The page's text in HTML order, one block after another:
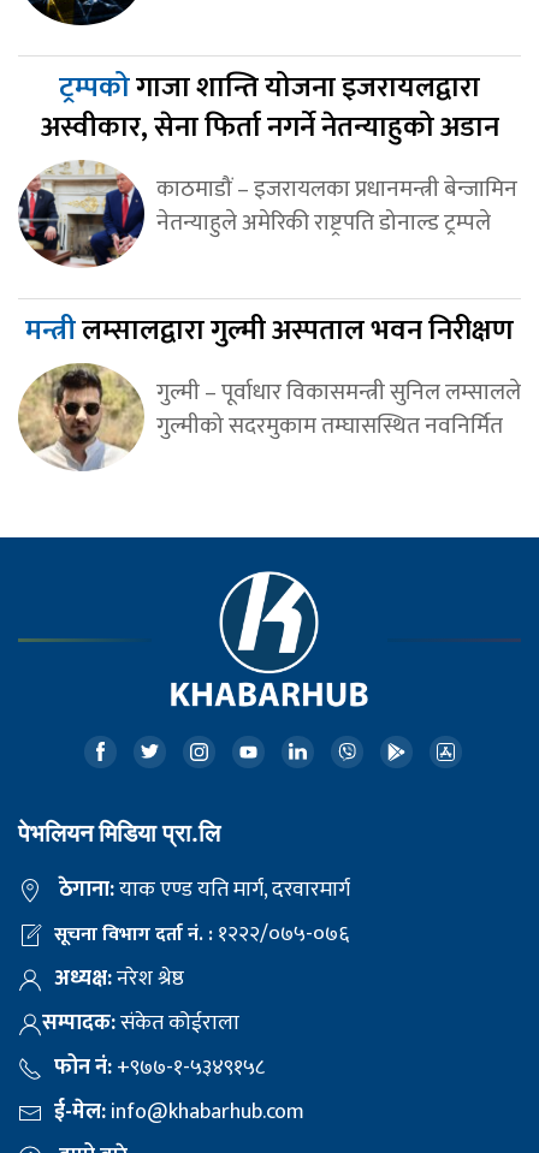
ट्रम्पकोगाजा शान्ति योजना इजरायलद्वारा
अस्वीकार, सेना फिर्ता नगर्ने नेतन्याहुको अडान
काठमाडौं – इजरायलका प्रधानमन्त्री बेन्जामिन
नेतन्याहुले अमेरिकी राष्ट्रपति डोनाल्ड ट्रम्पले
मन्त्रीलम्सालद्वारा गुल्मी अस्पताल भवन निरीक्षण
गुल्मी – पूर्वाधार विकासमन्त्री सुनिल लम्सालले
गुल्मीको सदरमुकाम तम्घासस्थित नवनिर्मित
पेभलियन मिडिया प्रा.लि
ठेगाना:याक एण्ड यति मार्ग, दरवारमार्ग
सूचना विभाग दर्ता नं. :१२२२/०७५-०७६
अध्यक्ष:नरेश श्रेष्ठ
सम्पादक:संकेत कोईराला
फोन नं:+९७७-१-५३४९१५८
ई-मेल:info@khabarhub.com